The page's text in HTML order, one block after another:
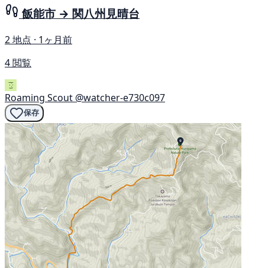
飯能市 → 関八州見晴台
2 地点 · 1ヶ月前
4 閲覧
Roaming Scout @watcher-e730c097
保存